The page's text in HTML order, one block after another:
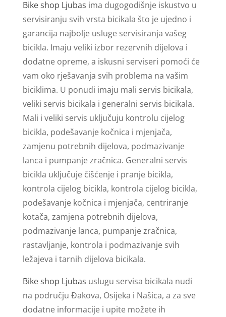
Bike shop Ljubas ima dugogodišnje iskustvo u
servisiranju svih vrsta bicikala što je ujedno i
garancija najbolje usluge servisiranja vašeg
bicikla. Imaju veliki izbor rezervnih dijelova i
dodatne opreme, a iskusni serviseri pomoći će
vam oko rješavanja svih problema na vašim
biciklima. U ponudi imaju mali servis bicikala,
veliki servis bicikala i generalni servis bicikala.
Mali i veliki servis uključuju kontrolu cijelog
bicikla, podešavanje kočnica i mjenjača,
zamjenu potrebnih dijelova, podmazivanje
lanca i pumpanje zračnica. Generalni servis
bicikla uključuje čišćenje i pranje bicikla,
kontrola cijelog bicikla, kontrola cijelog bicikla,
podešavanje kočnica i mjenjača, centriranje
kotača, zamjena potrebnih dijelova,
podmazivanje lanca, pumpanje zračnica,
rastavljanje, kontrola i podmazivanje svih
ležajeva i tarnih dijelova bicikala.
Bike shop Ljubas uslugu servisa bicikala nudi
na području Đakova, Osijeka i Našica, a za sve
dodatne informacije i upite možete ih